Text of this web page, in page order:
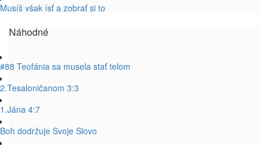
Musíš však ísť a zobrať si to
Náhodné
#88 Teofánia sa musela stať telom
2.Tesaloničanom 3:3
1.Jána 4:7
Boh dodržuje Svoje Slovo